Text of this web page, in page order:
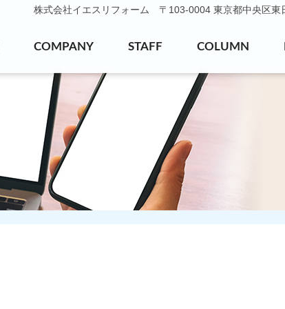
株式会社イエスリフォーム 〒103-0004 東京都中央区
COMPANY STAFF COLUMN